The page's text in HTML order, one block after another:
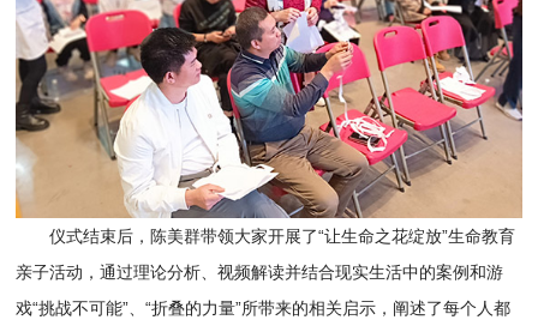
仪式结束后，陈美群带领大家开展了“让生命之花绽放”生命教育
亲子活动，通过理论分析、视频解读并结合现实生活中的案例和游
戏“挑战不可能”、“折叠的力量”所带来的相关启示，阐述了每个人都